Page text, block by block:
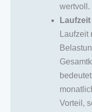
wertvoll.
Laufzeit
Vorteil,